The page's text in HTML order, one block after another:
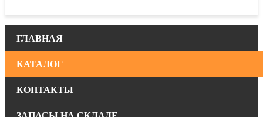
ГЛАВНАЯ
КАТАЛОГ
КОНТАКТЫ